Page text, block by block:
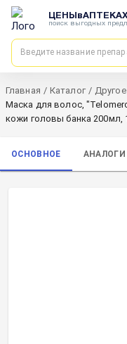
поиск выгодных
Главная / Каталог / Другое
Маска для волос,
кожи головы банка 200мл,
ОСНОВНОЕ АНАЛОГИ